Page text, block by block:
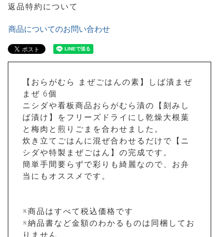
返品特約について
商品についてのお問い合わせ
【おらがむら まぜごはんの素】しば漬まぜ
まぜ 6個
ニシダや看板商品おらがむら漬の【刻みし
ば漬け】をフリーズドライにし乾燥大根葉
と梅肉と煎りごまを合わせました。
炊き立てごはんに混ぜ合わせるだけで【ニ
シダや特製まぜごはん】の完成です。
簡単手間要らずで彩りも綺麗なので、お弁
当にもオススメです。
※商品はすべて税込価格です
※納品書など金額のわかるものは同梱してお
りません